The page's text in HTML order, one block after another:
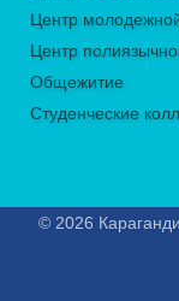
Центр
Центр
Общежитие
Студенческие
© 2026